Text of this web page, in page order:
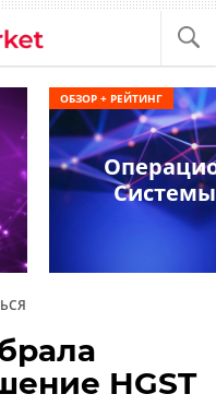
HGST
Системы
ОБЗОР + РЕЙТИНГ